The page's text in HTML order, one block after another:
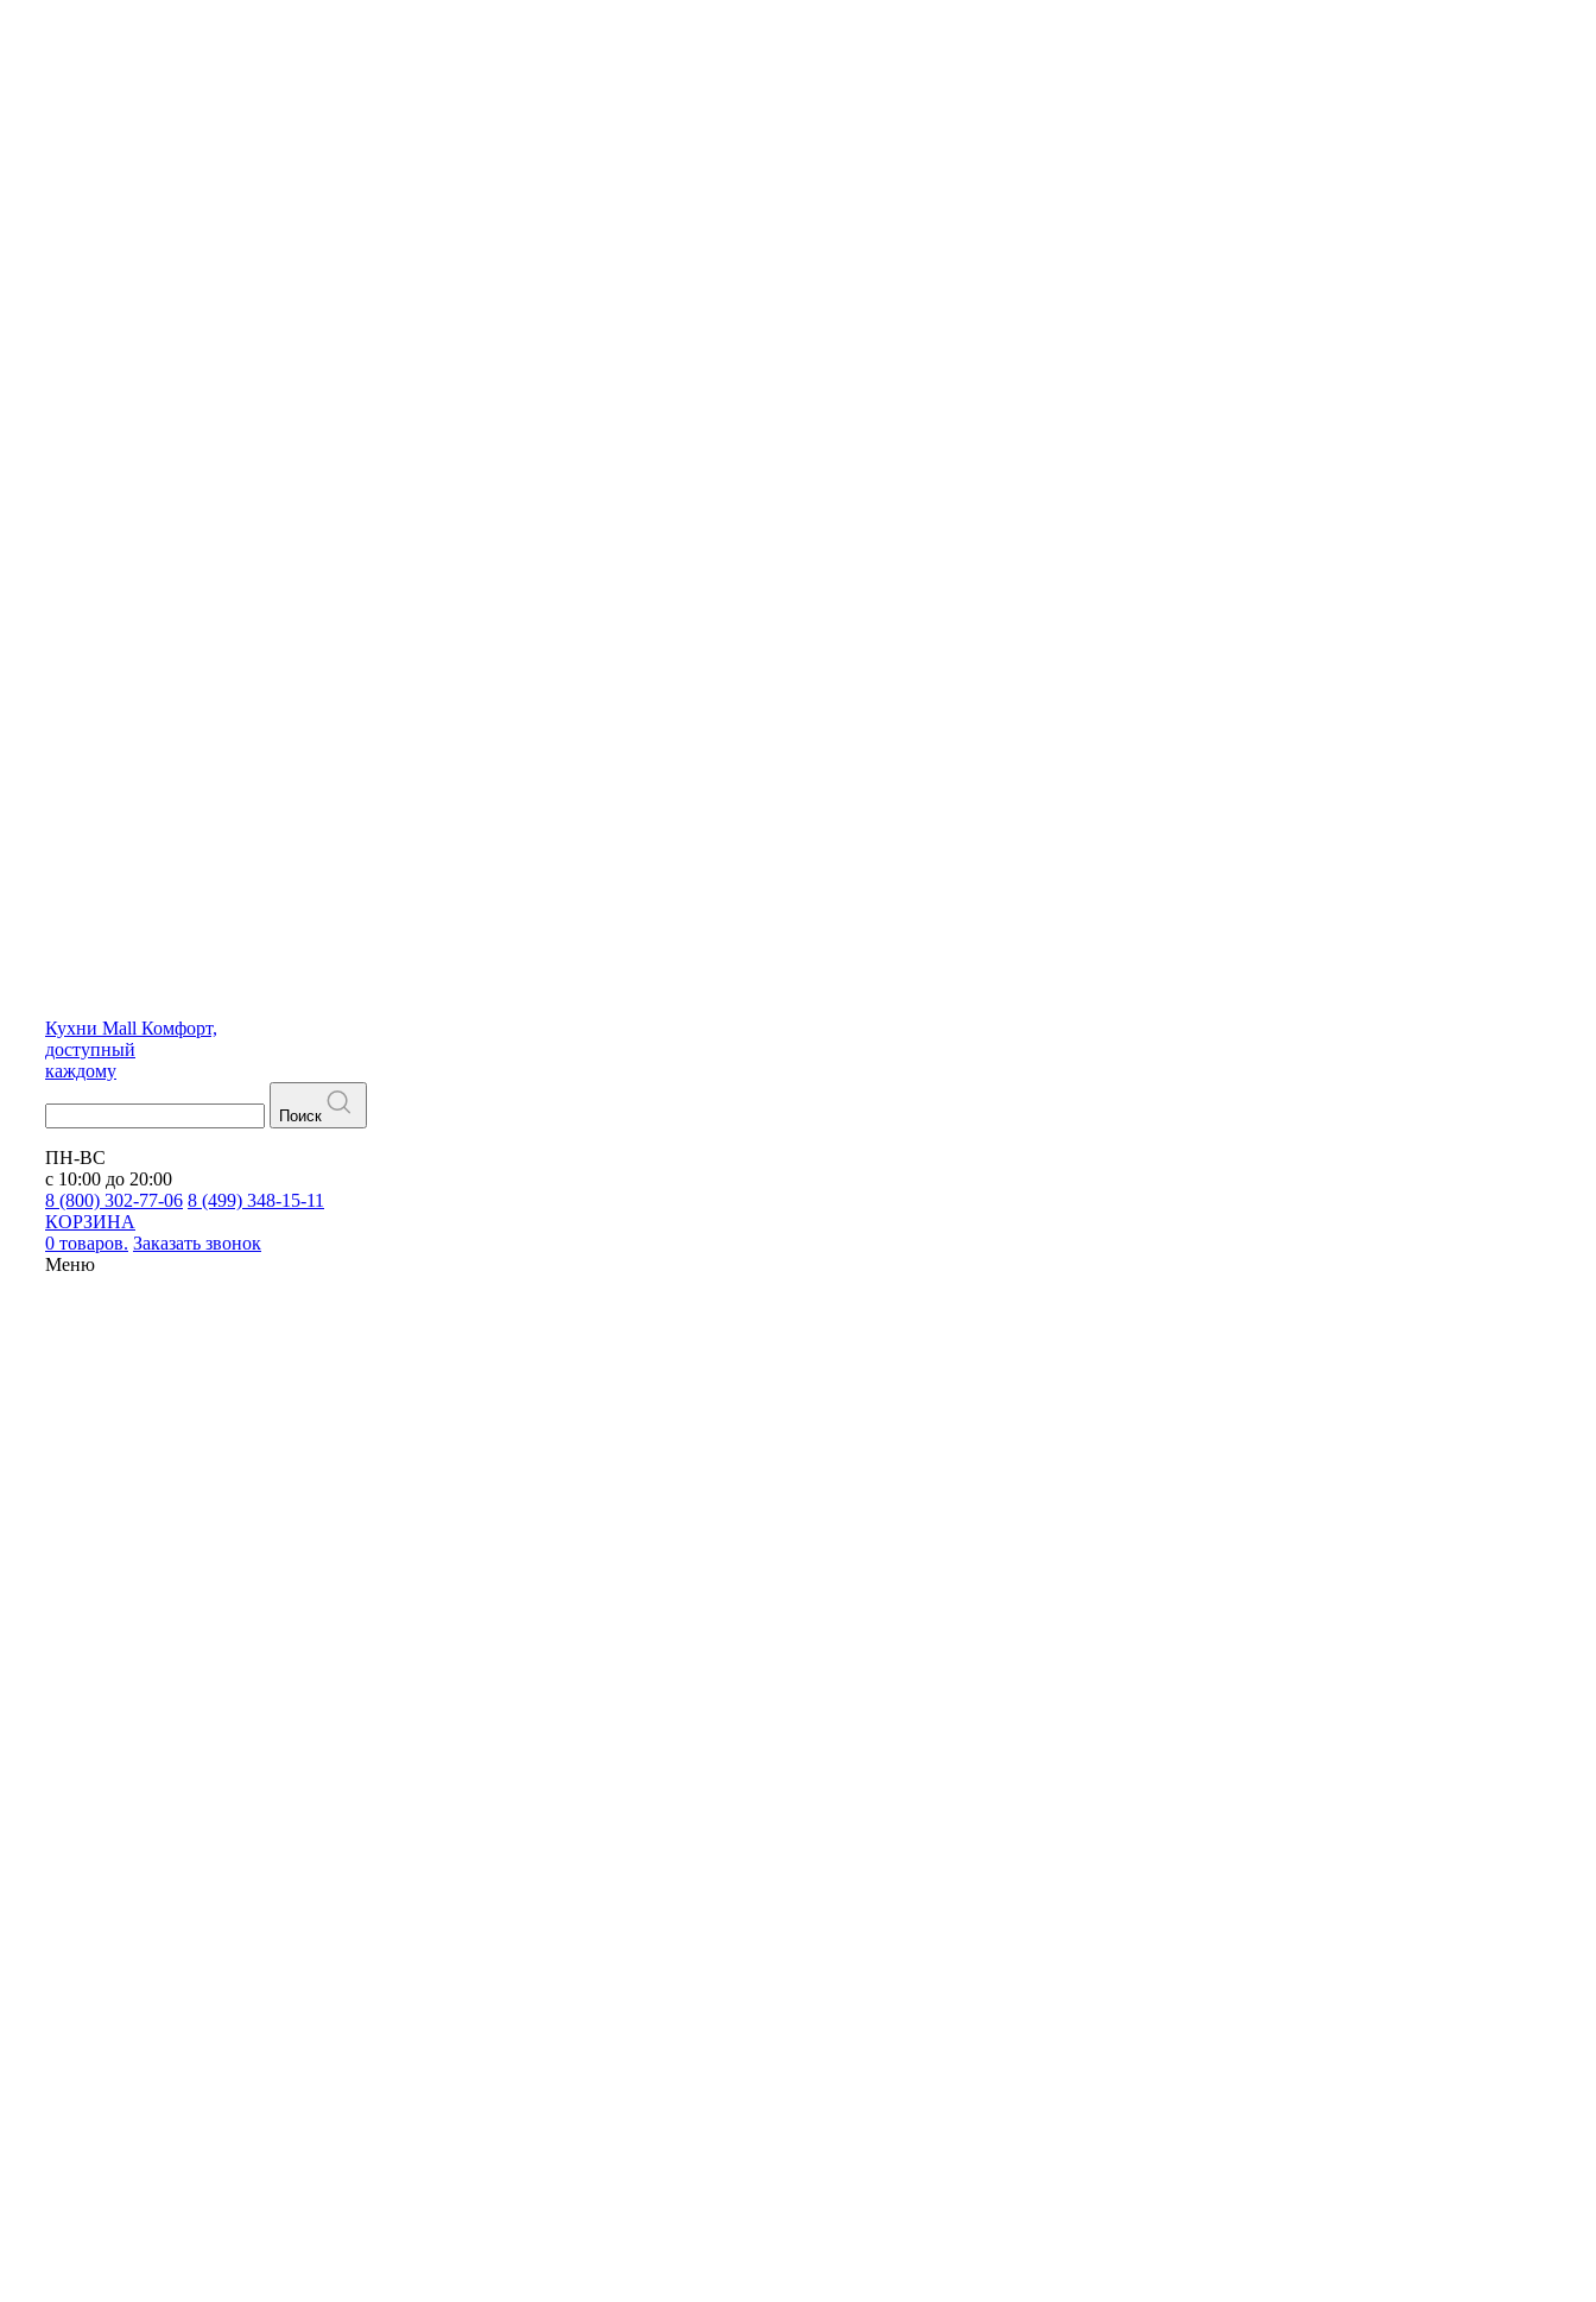
Кухни Mall Комфорт,
доступный
каждому
Поиск
ПН-ВС
с 10:00 до 20:00
8 (800) 302-77-06 8 (499) 348-15-11
КОРЗИНА
0 товаров. Заказать звонок
Меню